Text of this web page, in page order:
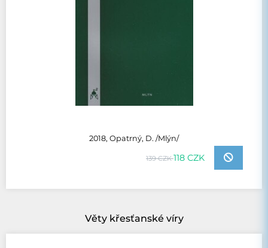
2018, Opatrný, D. /Mlýn/
139 CZK118 CZK
Věty křesťanské víry